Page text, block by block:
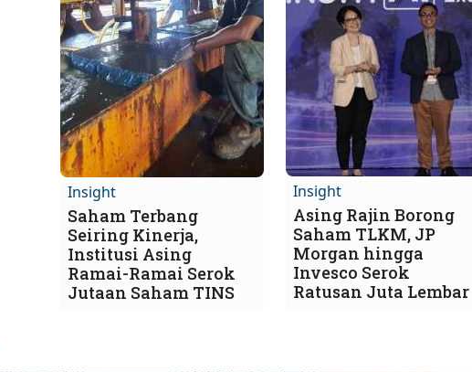
Insight
Saham Terbang
Seiring Kinerja,
Institusi Asing
Ramai-Ramai Serok
Jutaan Saham TINS
Insight
Asing Rajin Borong
Saham TLKM, JP
Morgan hingga
Invesco Serok
Ratusan Juta Lembar